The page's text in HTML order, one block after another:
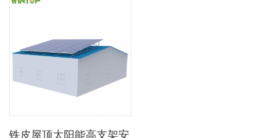
铁皮屋顶太阳能高支架安